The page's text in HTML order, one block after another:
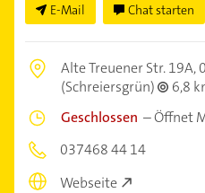
E-Mail Chat starten
Alte Treuener Str. 19A,
(Schreiersgrün)
6,8
Geschlossen –Öffnet
037468 44 14
Webseite